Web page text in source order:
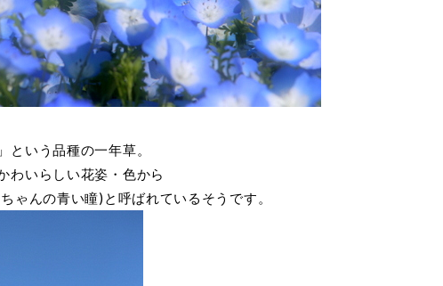
という品種の一年草。
わいらしい花姿・色から
ゃんの青い瞳)と呼ばれているそうです。